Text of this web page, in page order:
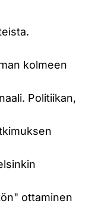
kolmeen
Politiikan,
ottaminen